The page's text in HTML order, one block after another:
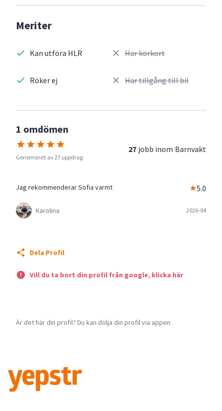
Meriter
Kan utföra HLR
Röker ej
Har körkort
Har tillgång till bil
1 omdömen
Genomsnitt av 27 uppdrag
27 jobb inom Barnvakt
Jag rekommenderar Sofia varmt 5.0
Karolina 2026-04
Dela Profil
Vill du ta bort din profil från google, klicka här
Är det här din profil? Du kan dölja din profil via appen